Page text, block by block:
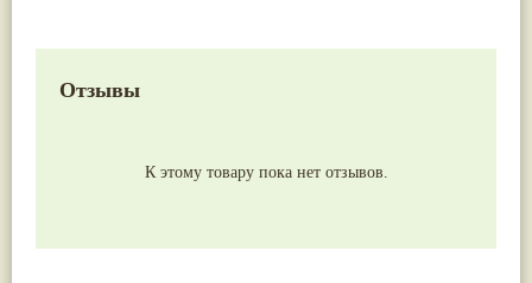
Отзывы
К этому товару пока нет отзывов.